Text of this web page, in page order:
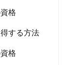
格
する方法
格